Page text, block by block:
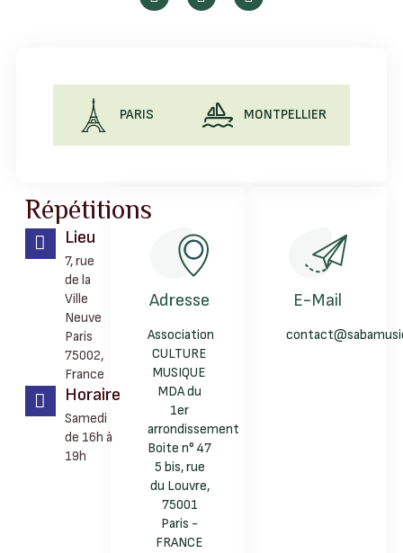
PARIS MONTPELLIER
Répétitions
Lieu
7, rue
de la
Ville
Neuve
Paris
75002,
France
Horaire
Samedi
de 16h à
19h
Adresse
Association
CULTURE
MUSIQUE
MDA du
1er
arrondissement
Boite n° 47
5 bis, rue
du Louvre,
75001
Paris -
FRANCE
E-Mail